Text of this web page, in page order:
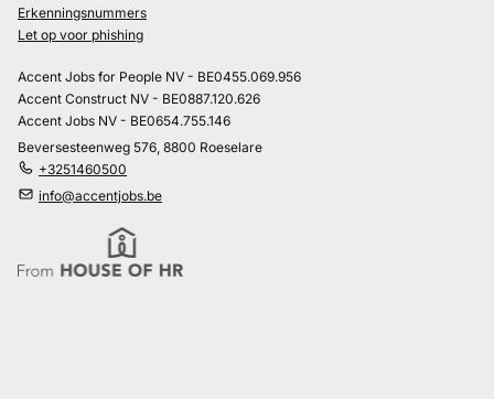
Erkenningsnummers
Let op voor phishing
Accent Jobs for People NV - BE0455.069.956
Accent Construct NV - BE0887.120.626
Accent Jobs NV - BE0654.755.146
Beversesteenweg 576, 8800 Roeselare
+3251460500
info@accentjobs.be